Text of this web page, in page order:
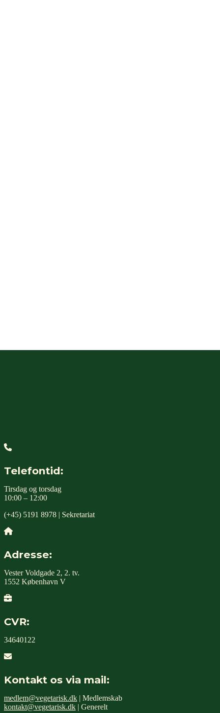
Telefontid:
Tirsdag og torsdag
10:00 – 12:00
(+45) 5191 8978 | Sekretariat
Adresse:
Vester Voldgade 2, 2. tv.
1552 København V
CVR:
34640122
Kontakt os via mail:
medlem@vegetarisk.dk | Medlemskab
kontakt@vegetarisk.dk | Generelt